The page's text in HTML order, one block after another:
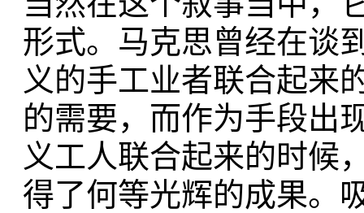
形式。马克思曾经在谈
义的手工业者联合起来
的需要，而作为手段出
义工人联合起来的时候
得了何等光辉的成果。